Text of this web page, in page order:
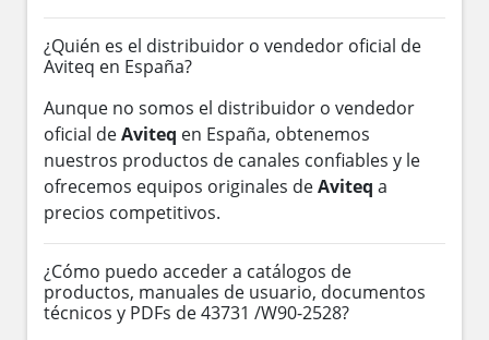
¿Quién es el distribuidor o vendedor oficial de
Aviteq en España?
Aunque no somos el distribuidor o vendedor
oficial deAviteq en España, obtenemos
nuestros productos de canales confiables y le
ofrecemos equipos originales deAviteq a
precios competitivos.
¿Cómo puedo acceder a catálogos de
productos, manuales de usuario, documentos
técnicos y PDFs de 43731 /W90-2528?